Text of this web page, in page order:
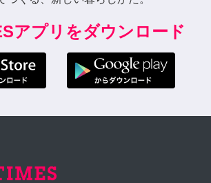
アプリをダウンロード